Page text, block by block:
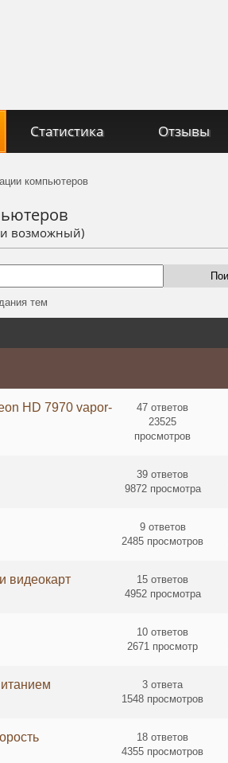
Статистика Отзывы
компьютеров
и возможный)
тем
HD 7970 vapor-
47 ответов
23525
просмотров
39 ответов
9872 просмотра
9 ответов
2485 просмотров
видеокарт
15 ответов
4952 просмотра
10 ответов
2671 просмотр
3 ответа
1548 просмотров
18 ответов
4355 просмотров